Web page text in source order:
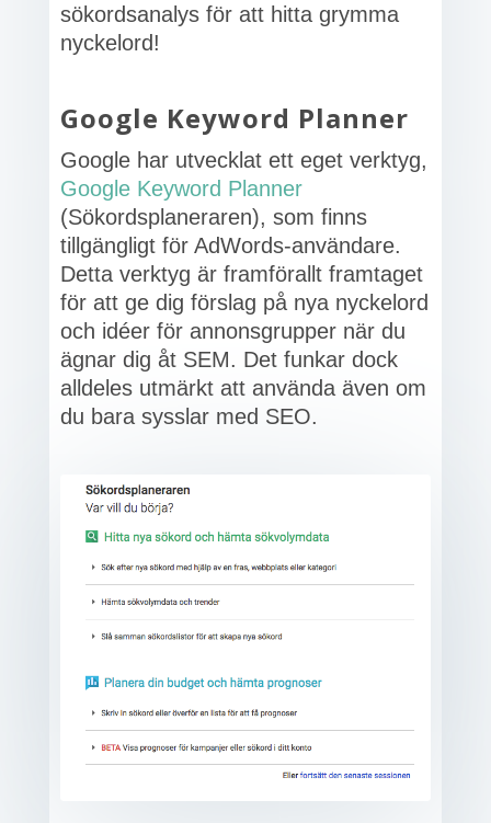
sökordsanalys för att hitta grymma
nyckelord!
Google Keyword Planner
Google har utvecklat ett eget verktyg,
Google Keyword Planner
(Sökordsplaneraren), som finns
tillgängligt för AdWords-användare.
Detta verktyg är framförallt framtaget
för att ge dig förslag på nya nyckelord
och idéer för annonsgrupper när du
ägnar dig åt SEM. Det funkar dock
alldeles utmärkt att använda även om
du bara sysslar med SEO.